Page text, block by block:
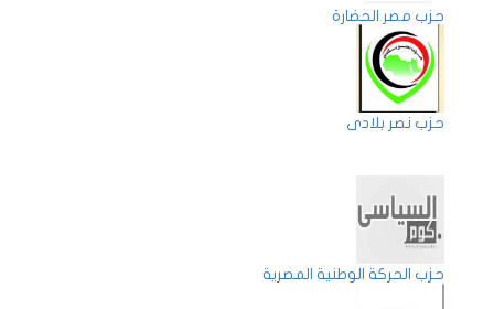
حزب مصر الحضارة
حزب نصر بلادى
حزب الحركة الوطنية المصرية